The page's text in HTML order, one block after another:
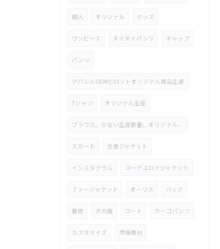
個人 オリジナル グッズ
ワンピース タイダイパンツ キャップ
パンツ
アパレルOEM小ロットオリジナル商品生産
Tシャツ オリジナル生産
ブラウス。少ない生産数量。オリジナル、
スカート 合皮ジャケット
インスタグラム コーデユロイジャケット
ファージャケット オーリス バッグ
着物 犬の服 コート カーゴパンツ
カスタマイズ 市場商材